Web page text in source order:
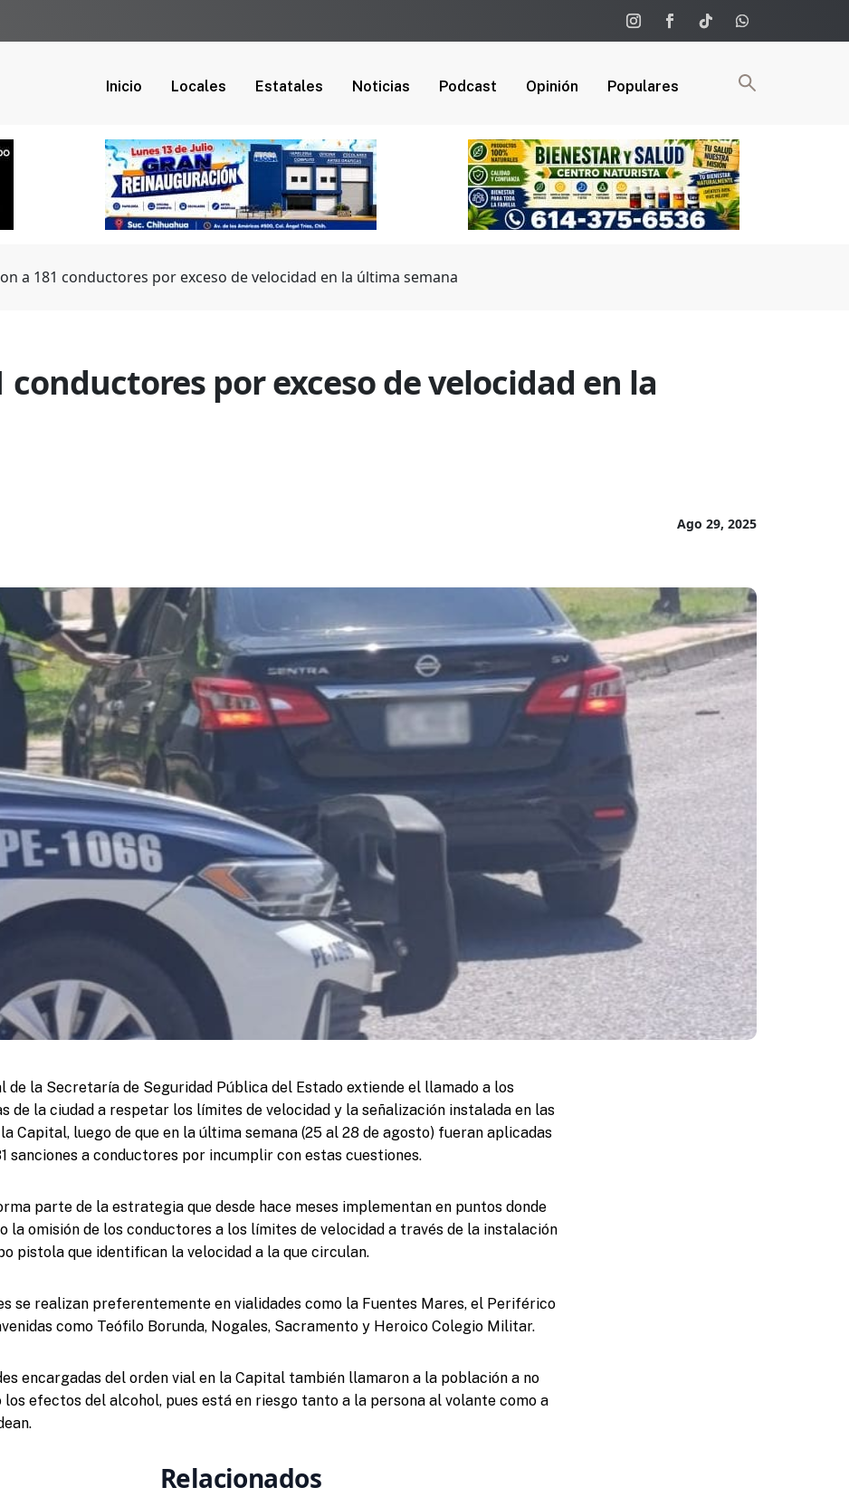
Inicio Locales Estatales Noticias Podcast Opinión Populares
a 181 conductores por exceso de velocidad en la última semana
conductores por exceso de velocidad en la
Ago 29, 2025
de la Secretaría de Seguridad Pública del Estado extiende el llamado a los
de la ciudad a respetar los límites de velocidad y la señalización instalada en las
Capital, luego de que en la última semana (25 al 28 de agosto) fueran aplicadas
sanciones a conductores por incumplir con estas cuestiones.
parte de la estrategia que desde hace meses implementan en puntos donde
la omisión de los conductores a los límites de velocidad a través de la instalación
pistola que identifican la velocidad a la que circulan.
se realizan preferentemente en vialidades como la Fuentes Mares, el Periférico
como Teófilo Borunda, Nogales, Sacramento y Heroico Colegio Militar.
encargadas del orden vial en la Capital también llamaron a la población a no
los efectos del alcohol, pues está en riesgo tanto a la persona al volante como a
Relacionados